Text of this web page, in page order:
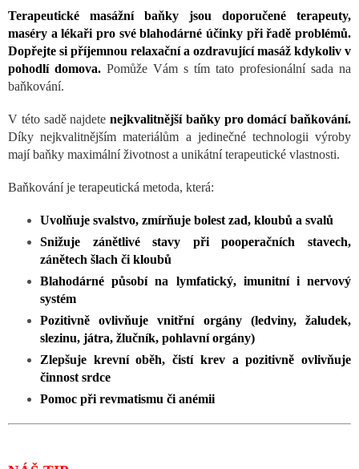
Terapeutické masážní baňky jsou doporučené terapeuty,
maséry a lékaři pro své blahodárné účinky při řadě problémů.
Dopřejte si příjemnou relaxační a ozdravující masáž kdykoliv v
pohodlí domova. Pomůže Vám s tím tato profesionální sada na
baňkování.
V této sadě najdete nejkvalitnější baňky pro domácí baňkování.
Díky nejkvalitnějším materiálům a jedinečné technologii výroby
mají baňky maximální životnost a unikátní terapeutické vlastnosti.
Baňkování je terapeutická metoda, která:
Uvolňuje svalstvo, zmírňuje bolest zad, kloubů a svalů
Snižuje zánětlivé stavy při pooperačních stavech,
zánětech šlach či kloubů
Blahodárné působí na lymfatický, imunitní i nervový
systém
Pozitivně ovlivňuje vnitřní orgány (ledviny, žaludek,
slezinu, játra, žlučník, pohlavní orgány)
Zlepšuje krevní oběh, čistí krev a pozitivně ovlivňuje
činnost srdce
Pomoc při revmatismu či anémii